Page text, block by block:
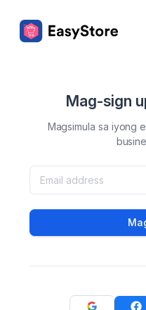
Mag-sign
Magsimula sa iyong